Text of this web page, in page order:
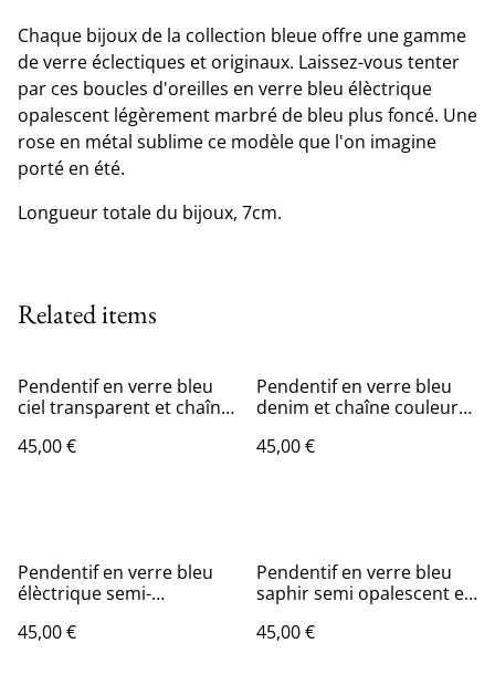
Chaque bijoux de la collection bleue offre une gamme
de verre éclectiques et originaux. Laissez-vous tenter
par ces boucles d'oreilles en verre bleu élèctrique
opalescent légèrement marbré de bleu plus foncé. Une
rose en métal sublime ce modèle que l'on imagine
porté en été.
Longueur totale du bijoux, 7cm.
Related items
Pendentif en verre bleu
ciel transparent et chaîne
45,00 €
Pendentif en verre bleu
denim et chaîne couleur
45,00 €
Pendentif en verre bleu
élèctrique semi-
coton ciré noir.
45,00 €
Pendentif en verre bleu
saphir semi opalescent et
45,00 €